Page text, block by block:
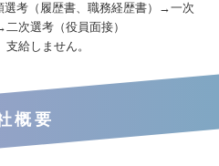
考（履歴書、職務経歴書）→一次
次選考（役員面接）
給しません。
概要